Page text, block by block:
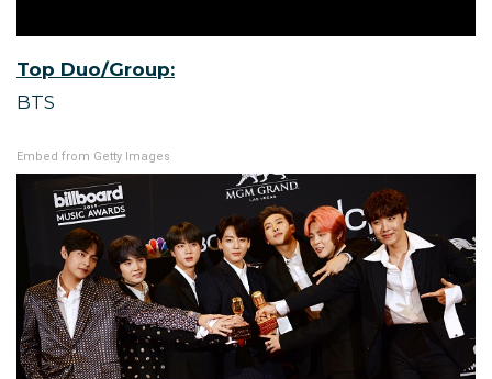
Top Duo/Group:
BTS
Embed from Getty Images